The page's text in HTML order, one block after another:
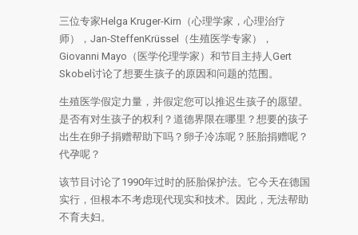
三位专家Helga Kruger-Kirn（心理学家，心理治疗
师），Jan-SteffenKrüssel（生殖医学专家），
Giovanni Mayo（医学伦理学家）和节目主持人Gert
Skobel讨论了想要生孩子的原因和问题的范围。
生殖医学假定力量，并假定您可以推迟生孩子的愿望。
是否有对生孩子的权利？道德界限在哪里？想要的孩子
出生在卵子捐赠帮助下吗？卵子冷冻呢？胚胎捐赠呢？
代孕呢？
该节目讨论了1990年过时的胚胎保护法。它今天在德国
实行，但根本不考虑现代现实和技术。因此，无法帮助
不育夫妇。